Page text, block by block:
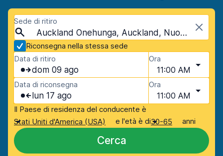
Sede di ritiro
Auckland Onehunga, Auckland, Nuova Zelanda
Riconsegna nella stessa sede
Data di ritiro
dom 09 ago
Ora
11:00 AM
Data di riconsegna
lun 17 ago
Ora
11:00 AM
Il Paese di residenza del conducente è
Stati Uniti d'America (USA)
e l'età è di30-65 anni
Cerca